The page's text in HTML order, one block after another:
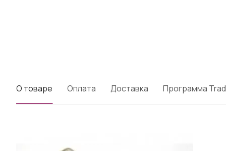
О товаре Оплата Доставка Программа